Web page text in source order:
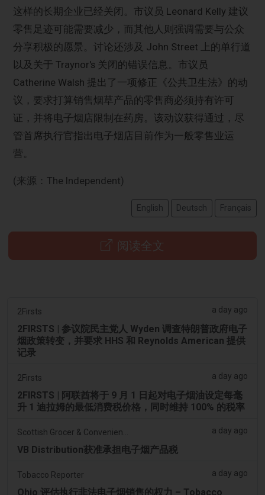
这样的长期企业已经关闭。市议员 Leonard Kelly 建议
零售足迹可能需要减少，而其他人则强调需要与公众
分享积极的愿景。讨论还涉及 John Street 上的单行道
以及关于 Traynor's 关闭的错误信息。市议员
Catherine Walsh 提出了一项修正《公共卫生法》的动
议，要求打算销售烟草产品的零售商必须持有许可
证，并将电子烟店限制在药房。该动议获得通过，尽
管首席执行官指出电子烟店目前作为一般零售业运
营。
(来源：The Independent)
English Deutsch Français
阅读全文
2Firsts a day ago
2FIRSTS | 参议院民主党人 Wyden 调查特朗普政府电子
烟政策转变，并要求 HHS 和 Reynolds American 提供
记录
2Firsts a day ago
2FIRSTS | 阿联酋将于 9 月 1 日起对电子烟油设定每毫
升 1 迪拉姆的最低消费税价格，同时维持 100% 的税率
a day ago
VB Distribution获准承担电子烟产品税
Tobacco Reporter a day ago
Ohio 评估执行非法电子烟销售的权力 – Tobacco